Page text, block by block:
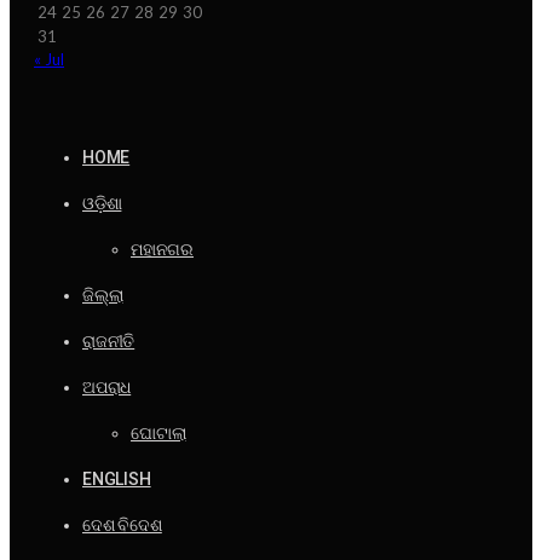
24 25 26 27 28 29 30
31
« Jul
HOME
ଓଡ଼ିଶା
ମହାନଗର
ଜିଲ୍ଲା
ରାଜନୀତି
ଅପରାଧ
ଘୋଟାଲା
ENGLISH
ଦେଶ ବିଦେଶ